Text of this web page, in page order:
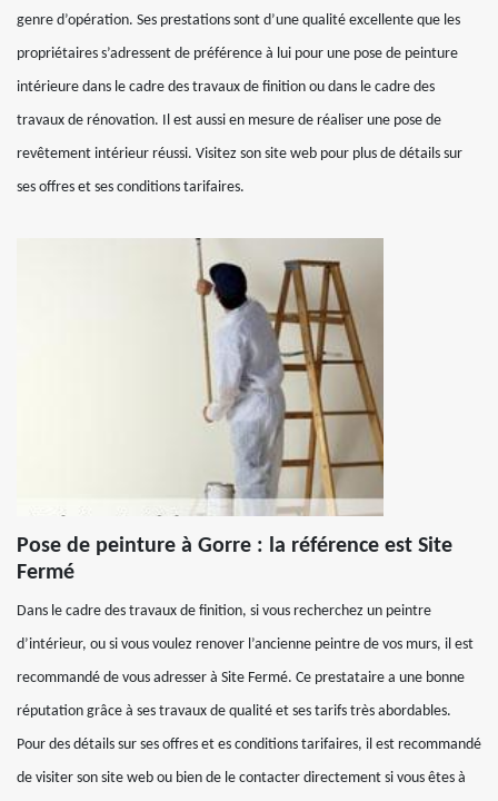
genre d’opération. Ses prestations sont d’une qualité excellente que les
propriétaires s’adressent de préférence à lui pour une pose de peinture
intérieure dans le cadre des travaux de finition ou dans le cadre des
travaux de rénovation. Il est aussi en mesure de réaliser une pose de
revêtement intérieur réussi. Visitez son site web pour plus de détails sur
ses offres et ses conditions tarifaires.
Pose de peinture à Gorre : la référence est Site
Fermé
Dans le cadre des travaux de finition, si vous recherchez un peintre
d’intérieur, ou si vous voulez renover l’ancienne peintre de vos murs, il est
recommandé de vous adresser à Site Fermé. Ce prestataire a une bonne
réputation grâce à ses travaux de qualité et ses tarifs très abordables.
Pour des détails sur ses offres et es conditions tarifaires, il est recommandé
de visiter son site web ou bien de le contacter directement si vous êtes à